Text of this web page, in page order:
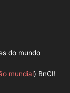
do mundo
mundial) BnCI!